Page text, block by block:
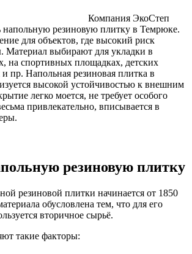
Компания ЭкоСтеп
напольную резиновую плитку в Темрюке.
для объектов, где высокий риск
Материал выбирают для укладки в
на спортивных площадках, детских
пр. Напольная резиновая плитка в
высокой устойчивостью к внешним
легко моется, не требует особого
привлекательно, вписывается в
резиновую плитку
резиновой плитки начинается от 1850
обусловлена тем, что для его
вторичное сырьё.
такие факторы: